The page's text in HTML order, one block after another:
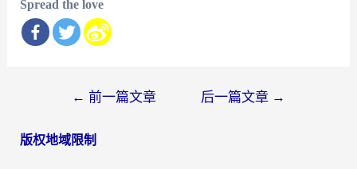
Spread the love
导
← 前一篇文章 后一篇文章 →
版权地域限制